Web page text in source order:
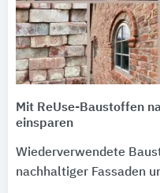
Mit ReUse-Baustoffen
einsparen
Wiederverwendete
nachhaltiger Fassaden